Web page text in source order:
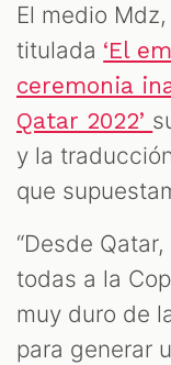
El medio
titulada ‘El
ceremonia
Qatar 2022’
y la
que
“Desde
todas a la
muy duro de
para generar